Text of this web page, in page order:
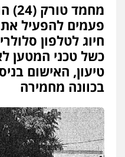
גיא זהבי
פלילי
עו"ד
פלילי
אסירים
פעמים להפעיל
חיוג לטלפון
כשל טכני המטען
טיעון, האישום
בכוונה מחמירה